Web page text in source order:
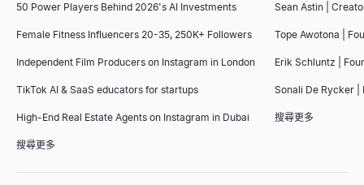
50 Power Players Behind 2026's AI Investments
Female Fitness Influencers 20-35, 250K+ Followers
Independent Film Producers on Instagram in London
TikTok AI & SaaS educators for startups
High-End Real Estate Agents on Instagram in Dubai
搜尋更多
Sean Astin |
Tope Awotona |
Erik Schluntz |
Sonali De Rycker |
搜尋更多